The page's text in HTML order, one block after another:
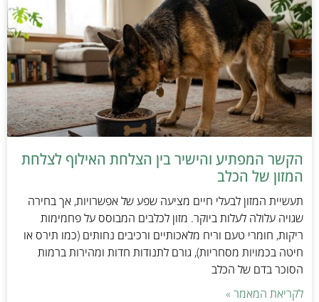
הקשר המפתיע והישיר בין הצלחת האילוף לצלחת
המזון של הכלב
תעשיית המזון לבעלי חיים מציעה שפע של אפשרויות, אך בחירה
שגויה עלולה לעלות ביוקר. מזון לכלבים המבוסס על פחמימות
ריקות, חומרי טעם וריח מלאכותיים ורכיבים נחותים (כמו תירס או
חיטה בכמויות מסחריות), גורם לתנודות חדות ומהירות ברמות
הסוכר בדם של הכלב
לקריאת המאמר »